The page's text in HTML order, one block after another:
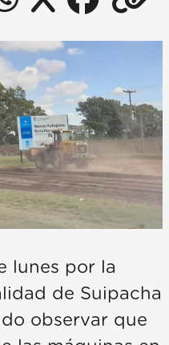
lunes por la
de Suipacha
observar que